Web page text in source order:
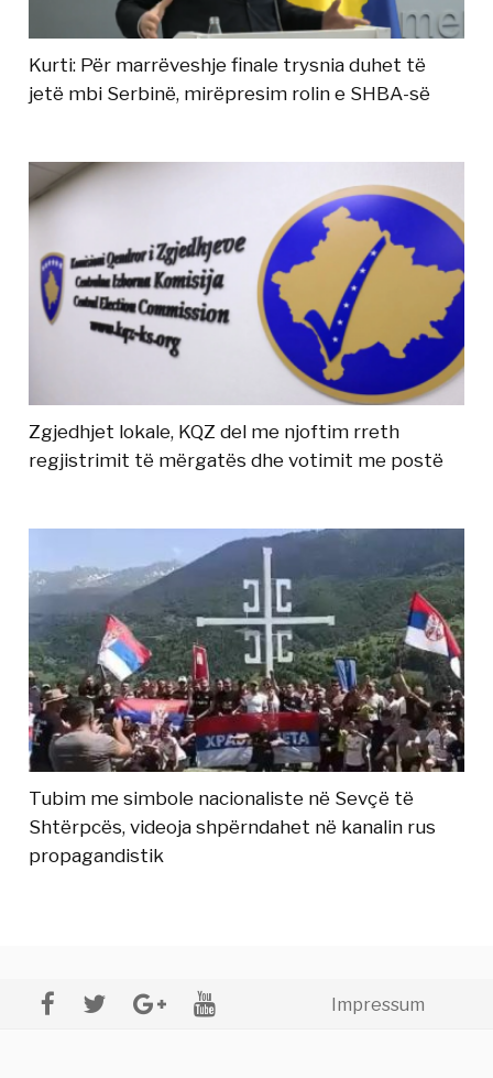
Kurti: Për marrëveshje finale trysnia duhet të
jetë mbi Serbinë, mirëpresim rolin e SHBA-së
Zgjedhjet lokale, KQZ del me njoftim rreth
regjistrimit të mërgatës dhe votimit me postë
Tubim me simbole nacionaliste në Sevçë të
Shtërpcës, videoja shpërndahet në kanalin rus
propagandistik
Impressum